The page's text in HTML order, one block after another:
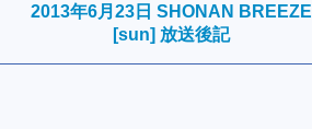
2013年6月23日 SHONAN BREEZE
[sun] 放送後記